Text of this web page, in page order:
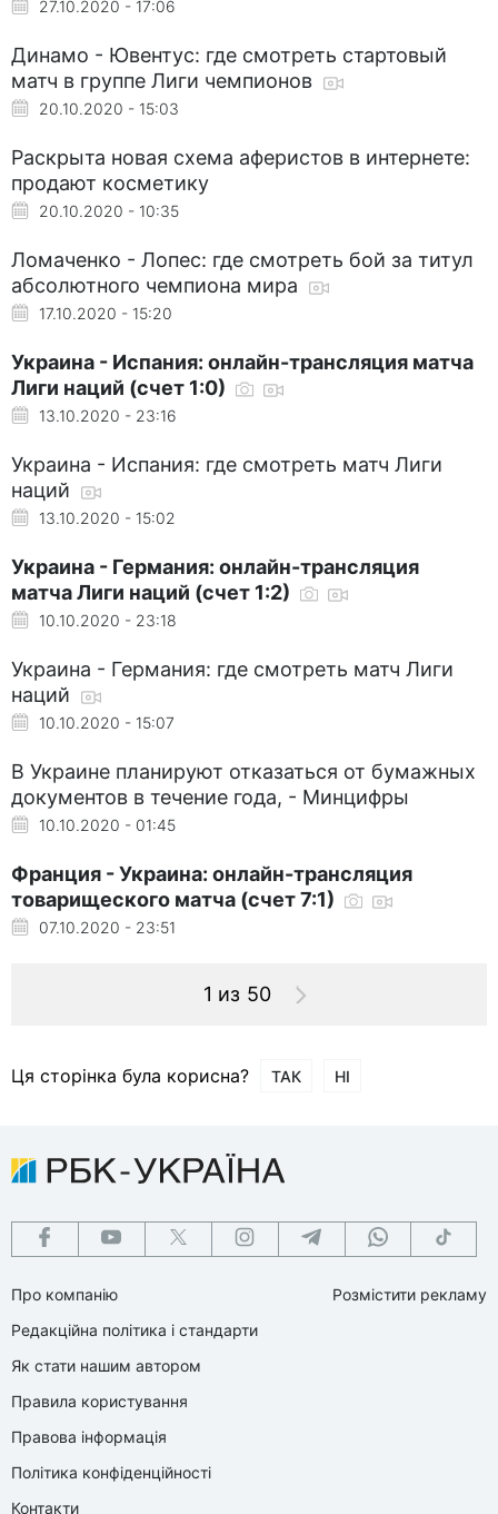
27.10.2020 - 17:06
Динамо - Ювентус: где смотреть стартовый
матч в группе Лиги чемпионов
20.10.2020 - 15:03
Раскрыта новая схема аферистов в интернете:
продают косметику
20.10.2020 - 10:35
Ломаченко - Лопес: где смотреть бой за титул
абсолютного чемпиона мира
17.10.2020 - 15:20
Украина - Испания: онлайн-трансляция матча
Лиги наций (счет 1:0)
13.10.2020 - 23:16
Украина - Испания: где смотреть матч Лиги
наций
13.10.2020 - 15:02
Украина - Германия: онлайн-трансляция
матча Лиги наций (счет 1:2)
10.10.2020 - 23:18
Украина - Германия: где смотреть матч Лиги
наций
10.10.2020 - 15:07
В Украине планируют отказаться от бумажных
документов в течение года, - Минцифры
10.10.2020 - 01:45
Франция - Украина: онлайн-трансляция
товарищеского матча (счет 7:1)
07.10.2020 - 23:51
1 из 50
Ця сторінка була корисна? ТАК НІ
Про компанію
Редакційна політика і стандарти
Як стати нашим автором
Правила користування
Правова інформація
Політика конфіденційності
Контакти
Розмістити рекламу